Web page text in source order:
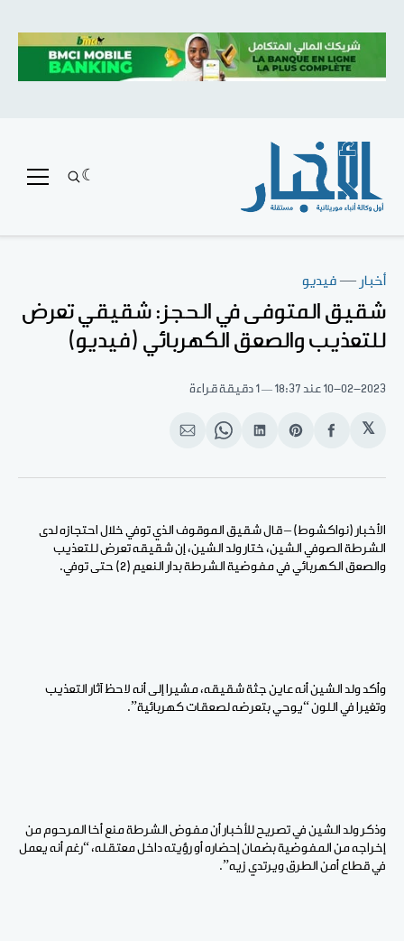
أخبار —فيديو
شقيق المتوفى في الحجز: شقيقي تعرض
للتعذيب والصعق الكهربائي (فيديو)
10-02-2023 عند 18:37 1 دقيقة قراءة
𝕏
انشر
الفيسبوك
Share
Pinterest
انشر
لينكد
Share
WhatsApp
انشر
الإيميل
الأخبار (نواكشوط) – قال شقيق الموقوف الذي توفي خلال احتجازه لدى
الشرطة الصوفي الشين، ختار ولد الشين، إن شقيقه تعرض للتعذيب
والصعق الكهربائي في مفوضية الشرطة بدار النعيم (2) حتى توفي.
وأكد ولد الشين أنه عاين جثة شقيقه، مشيرا إلى أنه لاحظ آثار التعذيب
وتغيرا في اللون “يوحي بتعرضه لصعقات كهربائية”.
وذكر ولد الشين في تصريح للأخبار أن مفوض الشرطة منع أخا المرحوم من
إخراجه من المفوضية بضمان إحضاره أو رؤيته داخل معتقله، “رغم أنه يعمل
في قطاع أمن الطرق ويرتدي زيه”.